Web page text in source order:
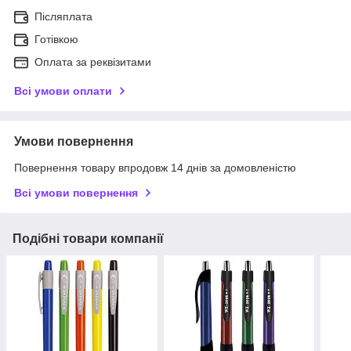
Післяплата
Готівкою
Оплата за реквізитами
Всі умови оплати
Умови повернення
Повернення товару впродовж 14 днів за домовленістю
Всі умови повернення
Подібні товари компанії